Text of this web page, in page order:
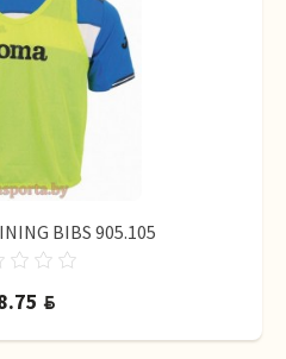
BIBS 905.105
BYN